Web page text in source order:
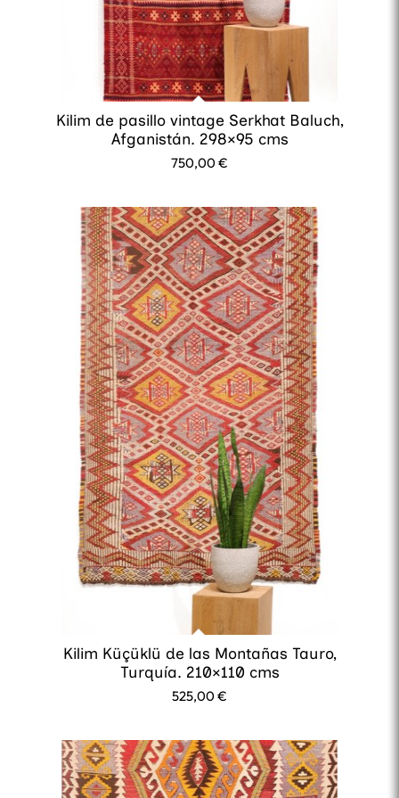
Kilim de pasillo vintage Serkhat Baluch,
Afganistán. 298×95 cms
750,00€
Kilim Küçüklü de las Montañas Tauro,
Turquía. 210×110 cms
525,00€